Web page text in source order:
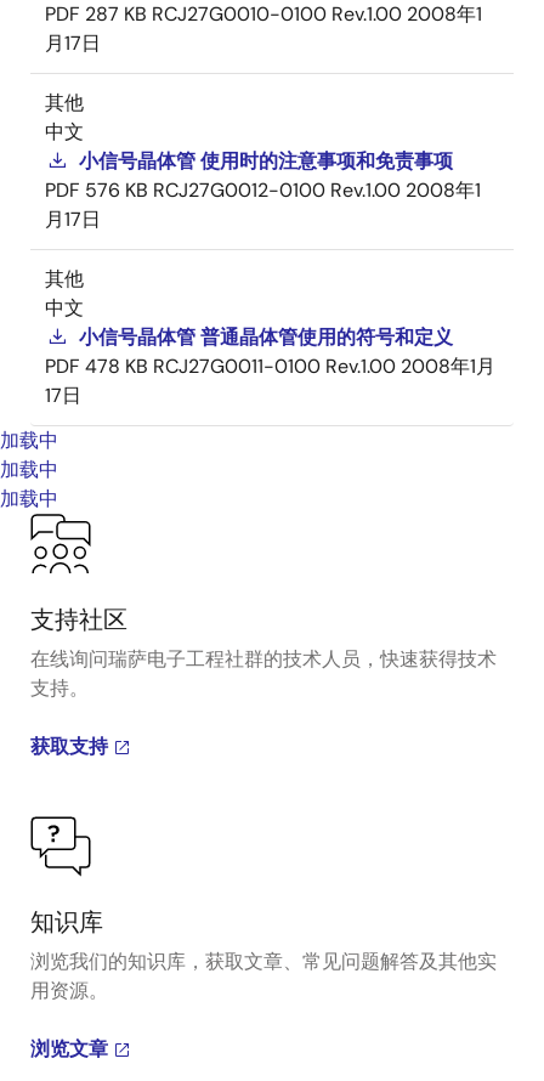
PDF 287 KB RCJ27G0010-0100 Rev.1.00 2008年1
月17日
其他
中文
小信号晶体管 使用时的注意事项和免责事项
PDF 576 KB RCJ27G0012-0100 Rev.1.00 2008年1
月17日
其他
中文
小信号晶体管 普通晶体管使用的符号和定义
PDF 478 KB RCJ27G0011-0100 Rev.1.00 2008年1月
17日
加载中
加载中
加载中
支持社区
在线询问瑞萨电子工程社群的技术人员，快速获得技术
支持。
获取支持
知识库
浏览我们的知识库，获取文章、常见问题解答及其他实
用资源。
浏览文章